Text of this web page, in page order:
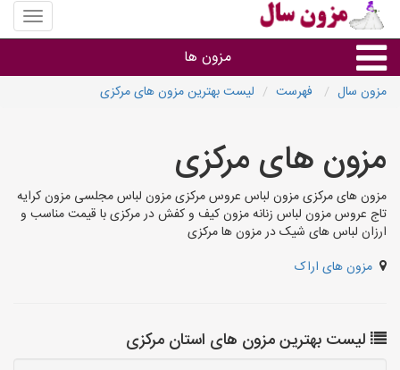
منوی
سایت
سال
مزون ها
استان ها
مزون سال فهرست لیست بهترین مزون های مرکزی
مزون های مرکزی
مزون های مرکزی مزون لباس عروس مرکزی مزون لباس مجلسی مزون کرایه
تاج عروس مزون لباس زنانه مزون کیف و کفش در مرکزی با قیمت مناسب و
ارزان لباس های شیک در مزون ها مرکزی
مزون های اراک
لیست بهترین مزون های استان مرکزی